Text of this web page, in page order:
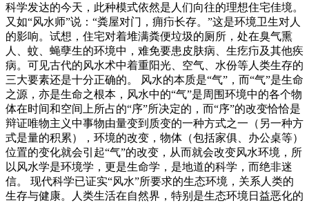
科学发达的今天，此种模式依然是人们向往的理想住宅佳境。
又如“风水师”说：“粪屋对门，痈疖长存。”这是环境卫生对人
的影响。试想，住宅对着堆满粪便垃圾的厕所，处在臭气熏
人、蚊、蝇孽生的环境中，难免要患皮肤病、生疙疖及其他疾
病。可见古代的风水术中着重阳光、空气、水份等人类生存的
三大要素还是十分正确的。 风水的本质是“气”，而“气”是生命
之源，亦是生命之根本，风水中的“气”是周围环境中的各个物
体在时间和空间上所占的“序”所决定的，而“序”的改变恰恰是
辩证唯物主义中事物由量变到质变的一种方式之一（另一种方
式是量的积累），环境的改变，物体（包括家俱、办公桌等）
位置的变化就会引起“气”的改变，从而就会改变风水环境，所
以风水学是环境学，更是生命学，是地道的科学，而绝非迷
信。 现代科学已证实“风水”所要求的生态环境，关系人类的
生存与健康。人类生活在自然界，特别是生态环境日益恶化的